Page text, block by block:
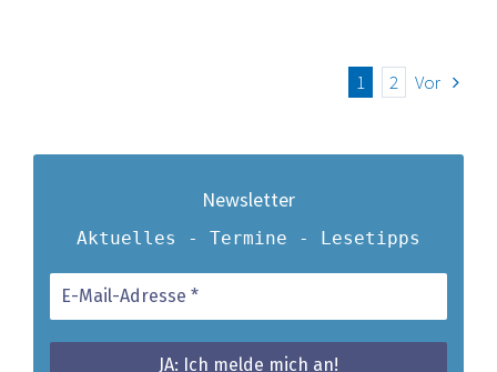
1 2 Vor
Newsletter
Aktuelles - Termine - Lesetipps